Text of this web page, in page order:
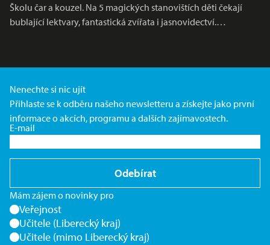
Školu čar a kouzel. Na 5 magických stanovištích děti čekají
bublající lektvary, fantastická zvířata i jasnovidectví.…
Nenechte si nic ujít
Přihlaste se k odběru našeho newsletteru a získejte jako první
informace o akcích, programu a dalších zajímavostech.
E-mail
Odebírat
Mám zájem o novinky pro
Veřejnost
Učitele (Liberecký kraj)
Učitele (mimo Liberecký kraj)